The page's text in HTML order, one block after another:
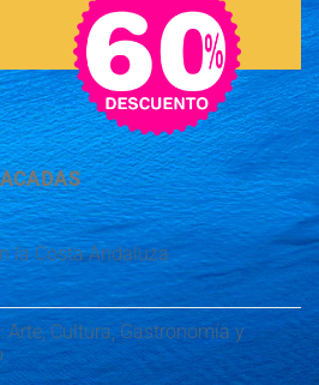
la Costa Andaluza
Arte, Cultura, Gastronomía y